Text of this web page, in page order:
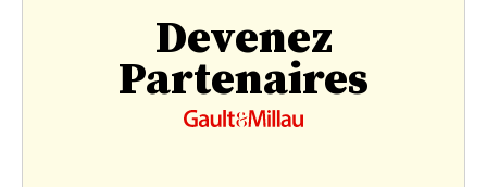
Devenez
Partenaires